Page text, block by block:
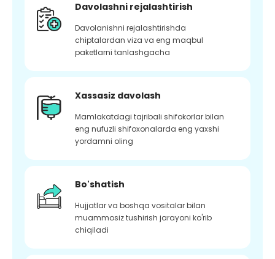
Davolashni rejalashtirish
Davolanishni rejalashtirishda
chiptalardan viza va eng maqbul
paketlarni tanlashgacha
Xassasiz davolash
Mamlakatdagi tajribali shifokorlar bilan
eng nufuzli shifoxonalarda eng yaxshi
yordamni oling
Bo'shatish
Hujjatlar va boshqa vositalar bilan
muammosiz tushirish jarayoni ko'rib
chiqiladi